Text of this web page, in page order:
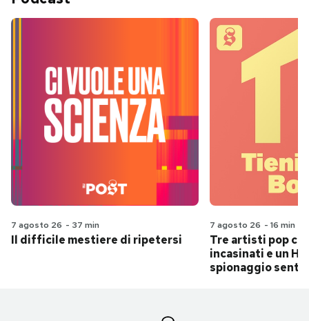
7 agosto 26 - 37 min
Il difficile mestiere di ripetersi
7 agosto 26 - 16 min
Tre artisti pop
incasinati e un
spionaggio